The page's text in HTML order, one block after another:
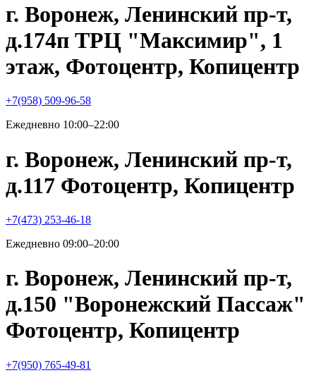
г. Воронеж, Ленинский пр-т,
д.174п ТРЦ "Максимир", 1
этаж, Фотоцентр, Копицентр
+7(958) 509-96-58
Ежедневно 10:00–22:00
г. Воронеж, Ленинский пр-т,
д.117 Фотоцентр, Копицентр
+7(473) 253-46-18
Ежедневно 09:00–20:00
г. Воронеж, Ленинский пр-т,
д.150 "Воронежский Пассаж"
Фотоцентр, Копицентр
+7(950) 765-49-81